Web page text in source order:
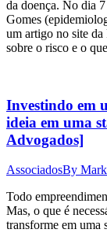
da doença. No dia
Gomes
um artigo no site
sobre o risco e o
Investindo em
ideia em uma
Advogados]
AssociadosBy
Todo
Mas, o que é
transforme em uma